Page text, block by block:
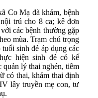
Co Mạ đã khám, bệnh
trú cho 8 ca; kê đơn
các bệnh thường gặp
mùa. Trạm chú trọng
sinh đẻ áp dụng các
hiện sinh đẻ có kế
quản lý thai nghén, tiêm
có thai, khám thai định
lây truyền mẹ con, tư